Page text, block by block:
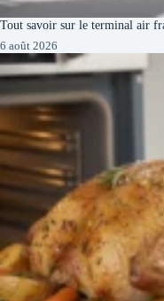
Tout savoir sur le terminal air
6 août 2026